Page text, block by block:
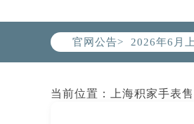
官网公告>
2026年6月
2026年6月
2026年6月
上海市黄浦
当前位置： 上海积家手表